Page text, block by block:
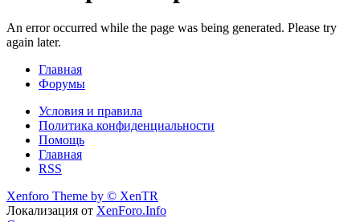
An error occurred while the page was being generated. Please try
again later.
Главная
Форумы
Условия и правила
Политика конфиденциальности
Помощь
Главная
RSS
Xenforo Theme by © XenTR
Локализация от XenForo.Info